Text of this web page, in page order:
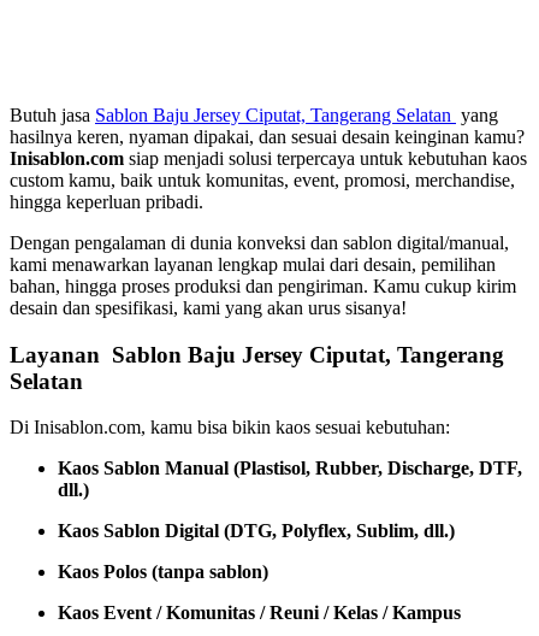
Butuh jasa Sablon Baju Jersey Ciputat, Tangerang Selatan yang
hasilnya keren, nyaman dipakai, dan sesuai desain keinginan kamu?
Inisablon.com siap menjadi solusi terpercaya untuk kebutuhan kaos
custom kamu, baik untuk komunitas, event, promosi, merchandise,
hingga keperluan pribadi.
Dengan pengalaman di dunia konveksi dan sablon digital/manual,
kami menawarkan layanan lengkap mulai dari desain, pemilihan
bahan, hingga proses produksi dan pengiriman. Kamu cukup kirim
desain dan spesifikasi, kami yang akan urus sisanya!
Layanan Sablon Baju Jersey Ciputat, Tangerang
Selatan
Di Inisablon.com, kamu bisa bikin kaos sesuai kebutuhan:
Kaos Sablon Manual (Plastisol, Rubber, Discharge, DTF,
dll.)
Kaos Sablon Digital (DTG, Polyflex, Sublim, dll.)
Kaos Polos (tanpa sablon)
Kaos Event / Komunitas / Reuni / Kelas / Kampus